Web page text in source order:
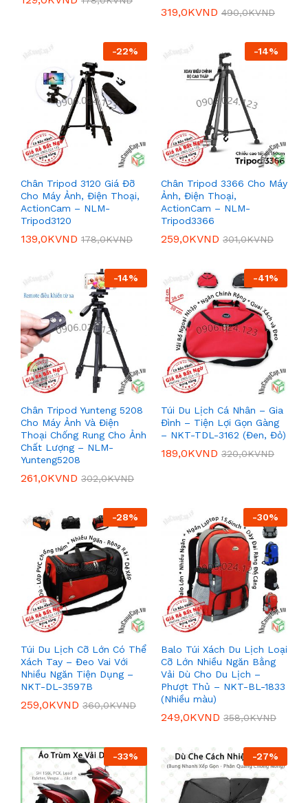
319,0KVND 490,0KVND
-22%
Chân Tripod 3120 Giá Đỡ
Cho Máy Ảnh, Điện Thoại,
ActionCam – NLM-
Tripod3120
139,0KVND 178,0KVND
-14%
Chân Tripod 3366 Cho Máy
Ảnh, Điện Thoại,
ActionCam – NLM-
Tripod3366
259,0KVND 301,0KVND
-14%
Chân Tripod Yunteng 5208
Cho Máy Ảnh Và Điện
Thoại Chống Rung Cho Ảnh
Chất Lượng – NLM-
Yunteng5208
261,0KVND 302,0KVND
-41%
Túi Du Lịch Cá Nhân – Gia
Đình – Tiện Lợi Gọn Gàng
– NKT-TDL-3162 (Đen, Đỏ)
189,0KVND 320,0KVND
-28%
Túi Du Lịch Cỡ Lớn Có Thể
Xách Tay – Đeo Vai Với
Nhiều Ngăn Tiện Dụng –
NKT-DL-3597B
259,0KVND 360,0KVND
-30%
Balo Túi Xách Du Lịch Loại
Cỡ Lớn Nhiều Ngăn Bằng
Vải Dù Cho Du Lịch –
Phượt Thủ – NKT-BL-1833
(Nhiều màu)
249,0KVND 358,0KVND
-33% -27%